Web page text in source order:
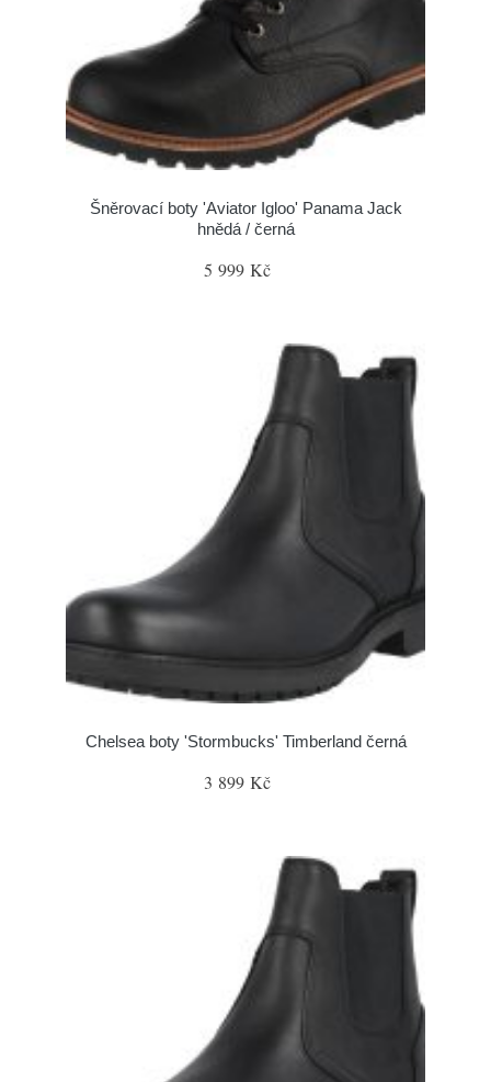
Šněrovací boty 'Aviator Igloo' Panama Jack
hnědá / černá
5 999 Kč
Chelsea boty 'Stormbucks' Timberland černá
3 899 Kč